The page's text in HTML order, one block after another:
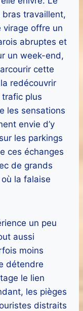
travaillent,
virage offre un
abruptes et
un week-end,
cette
redécouvrir
plus
les sensations
envie d’y
les parkings
ces échanges
de grands
la falaise
un peu
aussi
moins
détendre
le lien
les pièges
distraits